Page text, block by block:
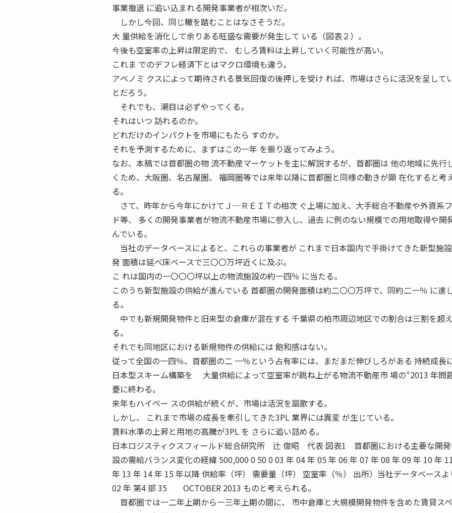
事業撤退 に追い込まれる開発事業者が相次いだ。
しかし今回、同じ轍を踏むことはなさそうだ。
大 量供給を消化して余りある旺盛な需要が発生して いる（図表２）。
今後も空室率の上昇は限定的で、 むしろ賃料は上昇していく可能性が高い。
これま でのデフレ経済下とはマクロ環境も違う。
アベノミ クスによって期待される景気回復の後押しを受け れば、市場はさらに活況を呈して
とだろう。
それでも、潮目は必ずやってくる。
それはいつ 訪れるのか。
どれだけのインパクトを市場にもたら すのか。
それを予測するために、まずはこの一年 を振り返ってみよう。
なお、本稿では首都圏の物 流不動産マーケットを主に解説するが、首都圏は 他の地域に先行
くため、大阪圏、名古屋圏、 福岡圏等では来年以降に首都圏と同様の動きが顕 在化すると考
る。
さて、昨年から今年にかけてＪ─ＲＥＩＴの相次 ぐ上場に加え、大手総合不動産や外資系
ド等、 多くの開発事業者が物流不動産市場に参入し、過去 に例のない規模での用地取得や開
んでいる。
当社のデータベースによると、これらの事業者が これまで日本国内で手掛けてきた新型施
発 面積は延べ床ベースで三〇〇万坪近くに及ぶ。
こ れは国内の一〇〇〇坪以上の物流施設の約一四％ に当たる。
このうち新型施設の供給が進んでいる 首都圏の開発面積は約二〇〇万坪で、同約二一％ に達
る。
中でも新規開発物件と旧来型の倉庫が混在する 千葉県の柏市周辺地区での割合は三割を超
る。
それでも同地区における新規物件の供給には 飽和感はない。
従って全国の一四％、首都圏の二 一％という占有率には、まだまだ伸びしろがある 持続成長
日本型スキーム構築を 大量供給によって空室率が跳ね上がる物流不動産市 場の“2013 年問
憂に終わる。
来年もハイペー スの供給が続くが、市場は活況を謳歌する。
しかし、 これまで市場の成長を牽引してきた3PL 業界には異変 が生じている。
賃料水準の上昇と用地の高騰が3PL を さらに追い詰める。
日本ロジスティクスフィールド総合研究所 辻 俊昭 代表 図表1 首都圏における主要な開
設の需給バランス変化の経緯 500,000 0 50 0 03 年 04 年 05 年 06 年 07 年 08 年 09 年 10 年
年 13 年 14 年 15 年以降 供給率（坪） 需要量（坪） 空室率（％） 出所）当社データベース
02 年 第4 部 35 OCTOBER 2013 ものと考えられる。
首都圏では一二年上期から一三年上期の間に、 市中倉庫と大規模開発物件を含めた賃貸ス